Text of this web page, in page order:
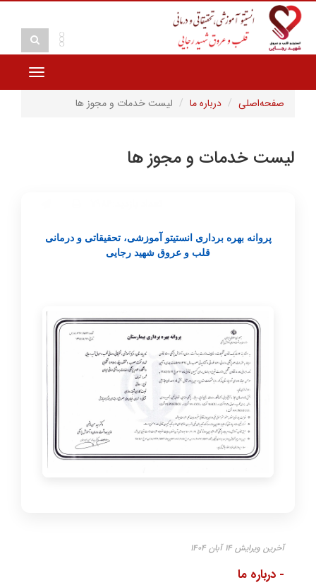
Toggle
صفحه‌اصلی
درباره ما لیست خدمات و مجوز ها
لیست خدمات و مجوز ها
پروانه بهره برداری انستیتو آموزشی، تحقیقاتی و درمانی
قلب و عروق شهید رجایی
آخرین ویرایش ۱۴ آبان ۱۴۰۴
- درباره ما